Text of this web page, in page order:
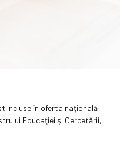
incluse în oferta naţională
Educaţiei şi Cercetării,